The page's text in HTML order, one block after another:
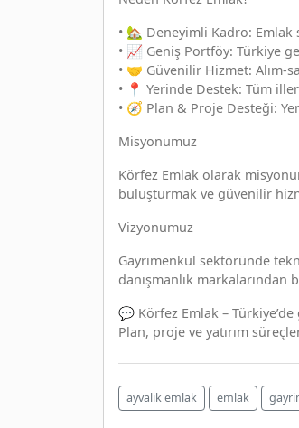
• 🏡 Deneyimli Kadro:
• 📈 Geniş Portföy: Türkiye
• 🤝 Güvenilir Hizmet: Alım-
• 📍 Yerinde Destek: Tüm
• 🧭 Plan & Proje Desteği:
Misyonumuz
Körfez Emlak olarak
buluşturmak ve güvenilir
Vizyonumuz
Gayrimenkul sektöründe
danışmanlık markalarından
💬 Körfez Emlak –
Plan, proje ve yatırım
ayvalık emlak emlak